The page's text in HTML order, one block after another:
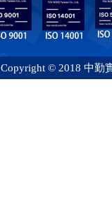
Copyright © 2018 中勤